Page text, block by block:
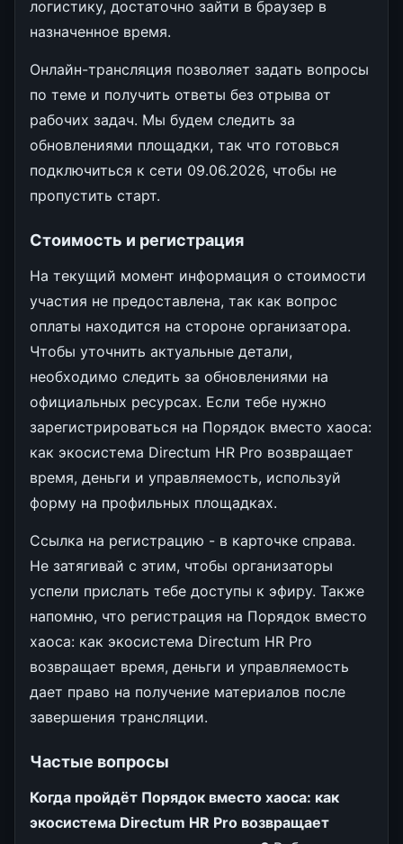
логистику, достаточно зайти в браузер в
назначенное время.
Онлайн-трансляция позволяет задать вопросы
по теме и получить ответы без отрыва от
рабочих задач. Мы будем следить за
обновлениями площадки, так что готовься
подключиться к сети 09.06.2026, чтобы не
пропустить старт.
Стоимость и регистрация
На текущий момент информация о стоимости
участия не предоставлена, так как вопрос
оплаты находится на стороне организатора.
Чтобы уточнить актуальные детали,
необходимо следить за обновлениями на
официальных ресурсах. Если тебе нужно
зарегистрироваться на Порядок вместо хаоса:
как экосистема Directum HR Pro возвращает
время, деньги и управляемость, используй
форму на профильных площадках.
Ссылка на регистрацию - в карточке справа.
Не затягивай с этим, чтобы организаторы
успели прислать тебе доступы к эфиру. Также
напомню, что регистрация на Порядок вместо
хаоса: как экосистема Directum HR Pro
возвращает время, деньги и управляемость
дает право на получение материалов после
завершения трансляции.
Частые вопросы
Когда пройдёт Порядок вместо хаоса: как
экосистема Directum HR Pro возвращает